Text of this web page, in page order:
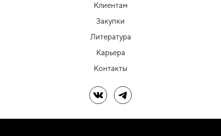
Клиентам
Закупки
Литература
Карьера
Контакты
Мы в ВКМы в Telegram